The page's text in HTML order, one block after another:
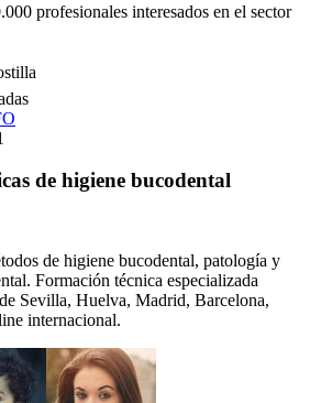
profesionales interesados en el sector
de higiene bucodental
de higiene bucodental, patología y
Formación técnica especializada
Sevilla, Huelva, Madrid, Barcelona,
internacional.